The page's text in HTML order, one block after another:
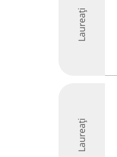
Laureați
Laureați